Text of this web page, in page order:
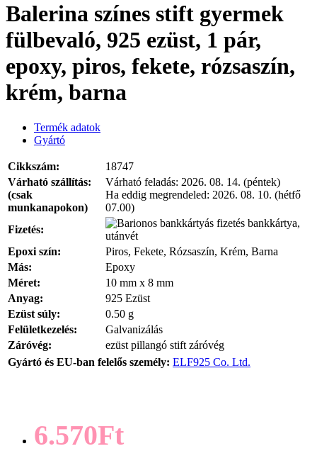
Balerina színes stift gyermek
fülbevaló, 925 ezüst, 1 pár,
epoxy, piros, fekete, rózsaszín,
krém, barna
Termék adatok
Gyártó
Cikkszám:
18747
Várható szállítás:
(csak
munkanapokon)
Várható feladás: 2026. 08. 14. (péntek)
Ha eddig megrendeled: 2026. 08. 10. (hétfő
07.00)
Fizetés:
bankkártya,
utánvét
Epoxi szín:
Piros, Fekete, Rózsaszín, Krém, Barna
Más:
Epoxy
Méret:
10 mm x 8 mm
Anyag:
925 Ezüst
Ezüst súly:
0.50 g
Felületkezelés:
Galvanizálás
Záróvég:
ezüst pillangó stift záróvég
Gyártó és EU-ban felelős személy: ELF925 Co. Ltd.
6.570Ft